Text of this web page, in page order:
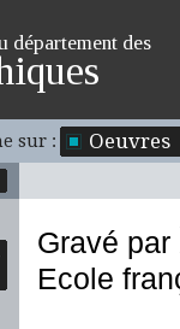
département des
sur : Oeuvres
Gravé par
Ecole